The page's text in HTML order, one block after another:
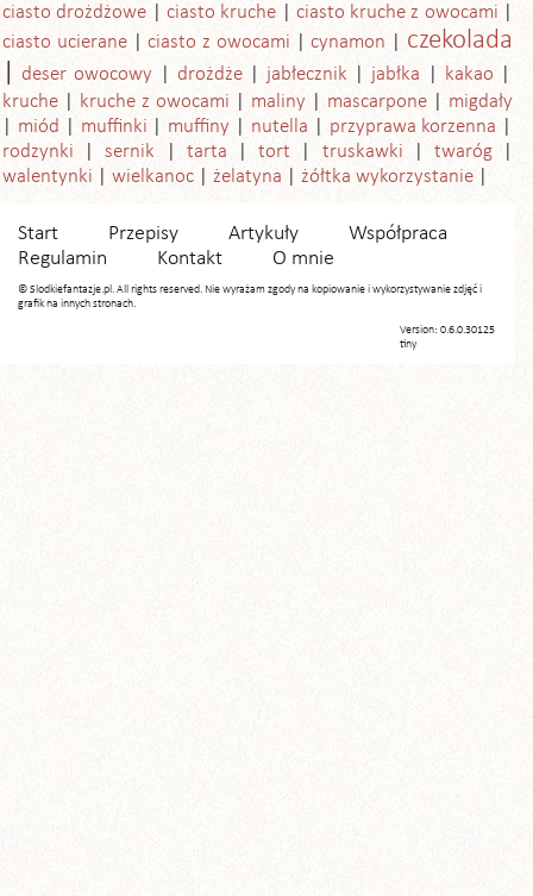
ciasto drożdżowe
ciasto kruche
ciasto kruche z owocami
ciasto ucierane
ciasto z owocami cynamon czekolada
deser owocowy drożdże jabłecznik jabłka
kakao
kruche
kruche z owocami maliny mascarpone
migdały
miód
muffinki muffiny nutella
przyprawa korzenna
rodzynki
sernik tarta tort truskawki
twaróg
walentynki
wielkanoc żelatyna żółtka wykorzystanie
Start Przepisy Artykuły
Współpraca
Regulamin
Kontakt O mnie
© Slodkiefantazje.pl. All rights reserved. Nie wyrażam zgody na kopiowanie i wykorzystywanie zdjęć i
grafik na innych stronach.
Version: 0.6.0.30125
tiny